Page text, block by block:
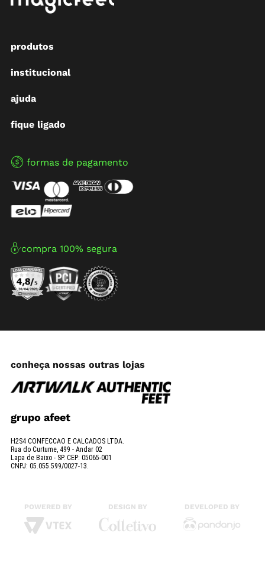
produtos
institucional
ajuda
fique ligado
formas de pagamento
compra 100% segura
conheça nossas outras lojas
grupo afeet
H2S4 CONFECCAO E CALCADOS LTDA.
Rua do Curtume, 499 - Andar 02
Lapa de Baixo - SP. CEP: 05065-001
CNPJ: 05.055.599/0027-13.
POWERED BY DESIGN BY DEVELOPED BY